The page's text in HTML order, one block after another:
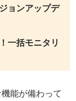
ョンアップデ
一括モニタリ
能が備わって